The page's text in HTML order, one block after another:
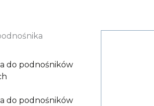
do podnośników
do podnośników